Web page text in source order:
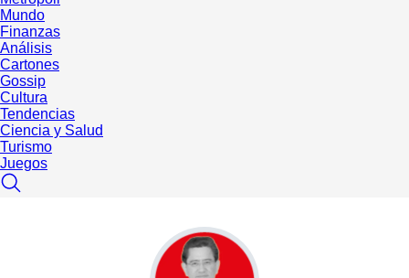
Mundo
Finanzas
Análisis
Cartones
Gossip
Cultura
Tendencias
Ciencia y Salud
Turismo
Juegos